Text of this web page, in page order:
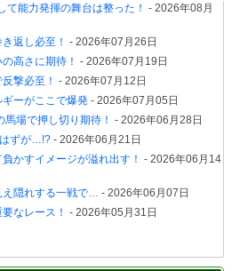
て能力発揮の舞台は整った！ - 2026年08月
返し必至！ - 2026年07月26日
高さに期待！ - 2026年07月19日
撃必至！ - 2026年07月12日
ギーがここで爆発- 2026年07月05日
馬場で押し切り期待！ - 2026年06月28日
はずが…!?- 2026年06月21日
かすイメージが溢れ出す！ - 2026年06月14
え隠れする一戦で… - 2026年06月07日
なレース！ - 2026年05月31日